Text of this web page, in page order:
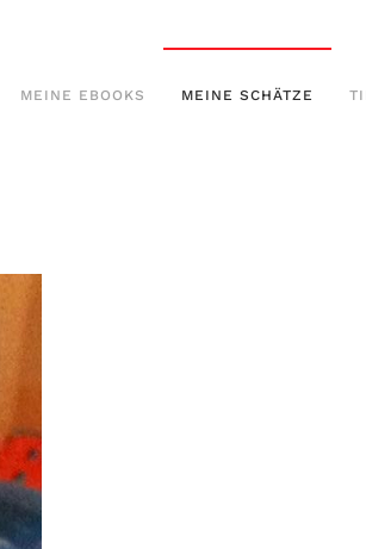
MEINE EBOOKS MEINE SCHÄTZE